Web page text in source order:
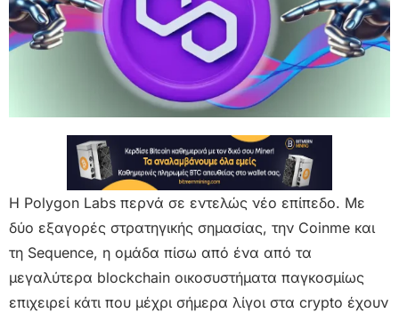
Η Polygon Labs περνά σε εντελώς νέο επίπεδο. Με
δύο εξαγορές στρατηγικής σημασίας, την Coinme και
τη Sequence, η ομάδα πίσω από ένα από τα
μεγαλύτερα blockchain οικοσυστήματα παγκοσμίως
επιχειρεί κάτι που μέχρι σήμερα λίγοι στα crypto έχουν